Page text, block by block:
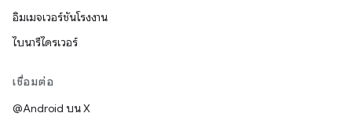
อิมเมจเวอร์ชันโรงงาน
ไบนารีไดรเวอร์
เชื่อมต่อ
@Android บน X